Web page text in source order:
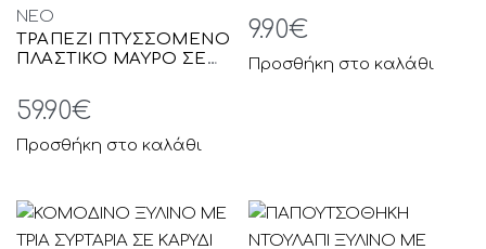
NEO
ΤΡΑΠΕΖΙ ΠΤΥΣΣΟΜΕΝΟ
ΠΛΑΣΤΙΚΟ ΜΑΥΡΟ ΣΕ
ΜΕΤΑΛΛΙΚΑ ΠΟΔΙΑ ΚΑΙ
ΚΛΕΙΣΙΜΟ ΒΑΛΙΤΣΑ
180x74x74εκ. ANKOR
59.90€
Προσθήκη στο καλάθι
ANKOR
9.90€
Προσθήκη στο καλάθι